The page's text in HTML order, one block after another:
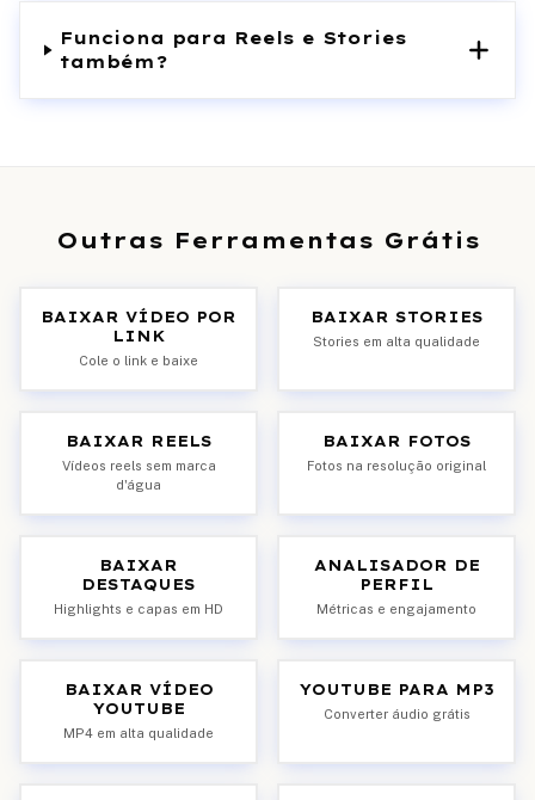
Funciona para Reels e Stories
também?
Outras Ferramentas Grátis
BAIXAR VÍDEO POR
LINK
Cole o link e baixe
BAIXAR STORIES
Stories em alta qualidade
BAIXAR REELS
Vídeos reels sem marca
d'água
BAIXAR FOTOS
Fotos na resolução original
BAIXAR
DESTAQUES
Highlights e capas em HD
ANALISADOR DE
PERFIL
Métricas e engajamento
BAIXAR VÍDEO
YOUTUBE
MP4 em alta qualidade
YOUTUBE PARA MP3
Converter áudio grátis